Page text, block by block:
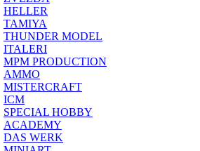
HELLER
TAMIYA
THUNDER MODEL
ITALERI
MPM PRODUCTION
AMMO
MISTERCRAFT
ICM
SPECIAL HOBBY
ACADEMY
DAS WERK